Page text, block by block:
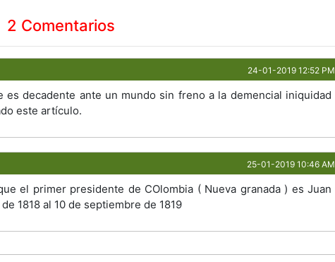
2 Comentarios
24-01-2019 12:52 PM
es decadente ante un mundo sin freno a la demencial iniquidad
este artículo.
25-01-2019 10:46 AM
el primer presidente de COlombia ( Nueva granada ) es Juan
1818 al 10 de septiembre de 1819